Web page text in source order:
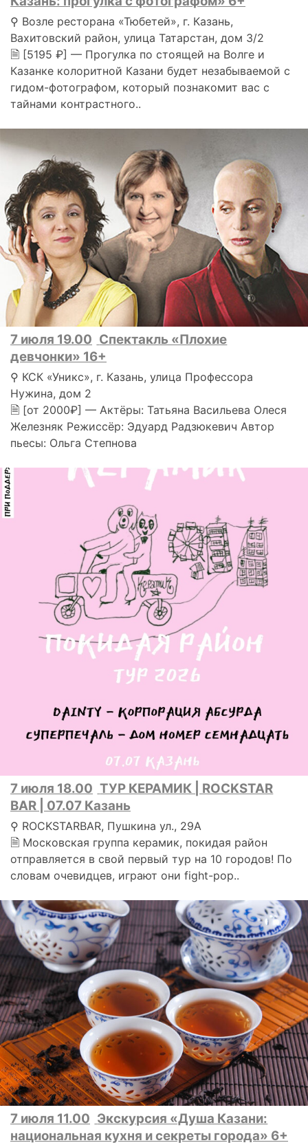
⚲ Возле ресторана «Тюбетей», г. Казань,
Вахитовский район, улица Татарстан, дом 3/2
🗎 [5195 ₽] — Прогулка по стоящей на Волге и
Казанке колоритной Казани будет незабываемой с
гидом-фотографом, который познакомит вас с
тайнами контрастного..
7 июля 19.00 Спектакль «Плохие
девчонки» 16+
⚲ КСК «Уникс», г. Казань, улица Профессора
Нужина, дом 2
🗎 [от 2000₽] — Актёры: Татьяна Васильева Олеся
Железняк Режиссёр: Эдуард Радзюкевич Автор
пьесы: Ольга Степнова
7 июля 18.00 ТУР КЕРАМИК | ROCKSTAR
BAR | 07.07 Казань
⚲ ROCKSTARBAR, Пушкина ул., 29А
🗎 Московская группа керамик, покидая район
отправляется в свой первый тур на 10 городов! По
словам очевидцев, играют они fight-pop..
7 июля 11.00 Экскурсия «Душа Казани:
национальная кухня и секреты города» 6+